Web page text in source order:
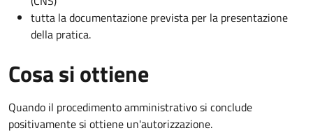
tutta la documentazione prevista per la presentazione
della pratica.
Cosa si ottiene
Quando il procedimento amministrativo si conclude
positivamente si ottiene un'autorizzazione.